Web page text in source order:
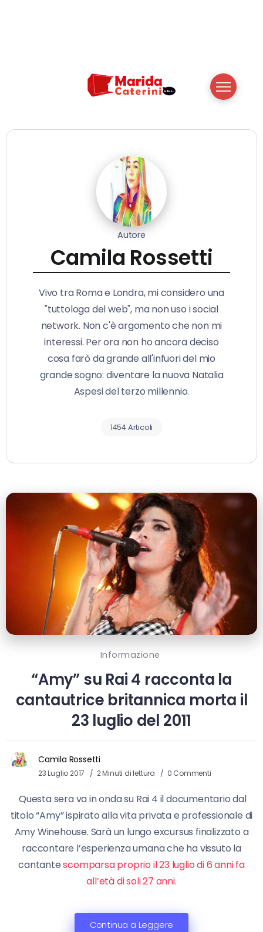
Autore
Camila Rossetti
Vivo tra Roma e Londra, mi considero una
"tuttologa del web", ma non uso i social
network. Non c'è argomento che non mi
interessi. Per ora non ho ancora deciso
cosa farò da grande all'infuori del mio
grande sogno: diventare la nuova Natalia
Aspesi del terzo millennio.
1454 Articoli
Informazione
“Amy” su Rai 4 racconta la
cantautrice britannica morta il
23 luglio del 2011
Camila Rossetti
23 Luglio 2017 2 Minuti di lettura 0 Commenti
Questa sera va in onda su Rai 4 il documentario dal
titolo “Amy” ispirato alla vita privata e professionale di
Amy Winehouse. Sarà un lungo excursus finalizzato a
raccontare l’esperienza umana che ha vissuto la
cantantescomparsa proprio il 23 luglio di 6 anni fa
all’età di soli 27 anni.
Continua a Leggere